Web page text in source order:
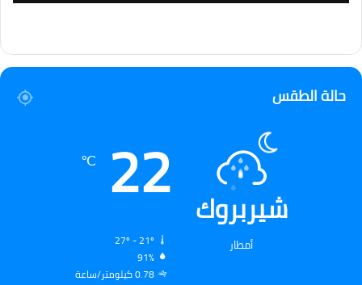
حالة الطقس
شيربروك
أمطار
22
℃
91%
0.78 كيلومتر/ساعة